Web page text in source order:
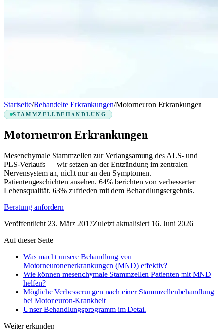
Startseite/Behandelte Erkrankungen/Motorneuron Erkrankungen
STAMMZELLBEHANDLUNG
Motorneuron Erkrankungen
Mesenchymale Stammzellen zur Verlangsamung des ALS- und
PLS-Verlaufs — wir setzen an der Entzündung im zentralen
Nervensystem an, nicht nur an den Symptomen.
Patientengeschichten ansehen. 64% berichten von verbesserter
Lebensqualität. 63% zufrieden mit dem Behandlungsergebnis.
Beratung anfordern
Veröffentlicht 23. März 2017Zuletzt aktualisiert 16. Juni 2026
Auf dieser Seite
Was macht unsere Behandlung von
Motorneuronenerkrankungen (MND) effektiv?
Wie können mesenchymale Stammzellen Patienten mit MND
helfen?
Mögliche Verbesserungen nach einer Stammzellenbehandlung
bei Motoneuron-Krankheit
Unser Behandlungsprogramm im Detail
Weiter erkunden